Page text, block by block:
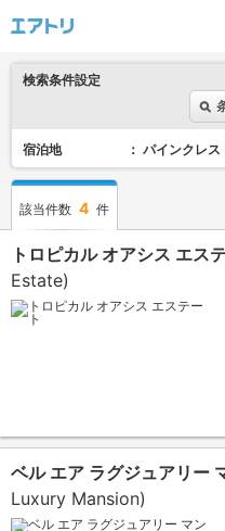
検索条件設定
宿泊地 パインクレス
該当件数 4 件
トロピカル オアシス エス
Estate)
ベル エア ラグジュアリー
Luxury Mansion)